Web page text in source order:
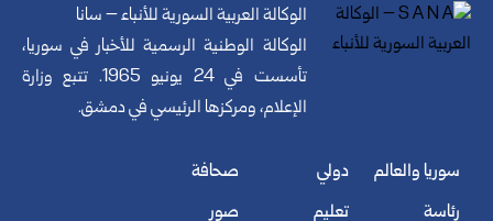
الوكالة العربية السورية للأنباء – سانا
الوكالة الوطنية الرسمية للأخبار في سوريا،
تأسست في 24 يونيو 1965. تتبع وزارة
الإعلام، ومركزها الرئيسي في دمشق.
سوريا والعالم
رئاسة
دولي
تعليم
صحافة
صور